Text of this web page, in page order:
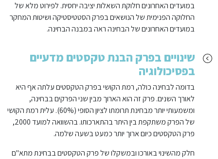
במועדים האחרונים חלוקת השאלות יציבה יחסית. לפירוט מלא של
החלוקה הפנימית של הנושאים בפרק הסטטיסטיקה ושיטות המחקר
במועדים האחרונים של הבחינה ראה במבנה הבחינה.
שינויים בפרק הבנת טקסטים מדעיים
בפסיכולוגיה
בדומה לבחינה כולה, רמת הקושי בפרק הטקסטים עלתה אף היא
לאורך השנים. פרק זה הוא הארוך מבין שני הפרקים בבחינה,
ומשמעותי יותר מבחינת תרומתו לציון הסופי (60%). עלית רמת הקושי
של הפרק משתקפת בין היתר בהתארכותו. בהשוואה למועד 2000,
פרק הטקסטים כיום ארוך יותר כמעט בשעה שלמה.
חלק מהשינוי באורכו ובמשקלו של פרק הטקסטים בבחינת מתא"ם